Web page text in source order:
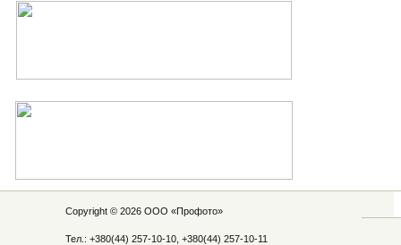
Copyright © 2026 ООО «Профото»
Тел.: +380(44) 257-10-10, +380(44) 257-10-11